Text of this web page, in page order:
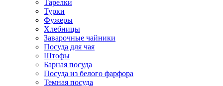
Тарелки
Турки
Фужеры
Хлебницы
Заварочные чайники
Посуда для чая
Штофы
Барная посуда
Посуда из белого фарфора
Темная посуда